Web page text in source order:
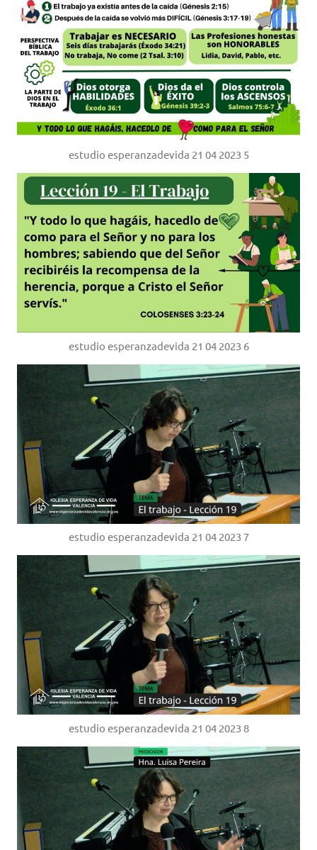
estudio esperanzadevida 21 04 2023 5
estudio esperanzadevida 21 04 2023 6
estudio esperanzadevida 21 04 2023 7
estudio esperanzadevida 21 04 2023 8